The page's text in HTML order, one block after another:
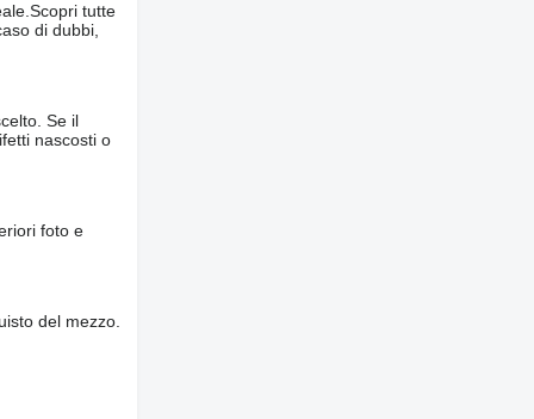
tutte
di dubbi,
Se il
nascosti o
foto e
del mezzo.